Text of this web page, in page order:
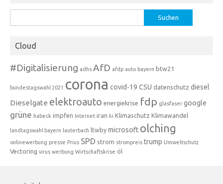
nach:
Cloud
#Digitalisierung adhs AfD afdp auto bayern btw21
bundestagswahl 2021 corona covid-19 CSU datenschutz diesel
Dieselgate elektroauto energiekrise fdp glasfaser google
grüne habeck impfen Internet iran ki Klimaschutz Klimawandel
landtagswahl bayern lauterbach ltwby microsoft olching
onlinewerbung presse Prius SPD strom strompreis trump Umweltschutz
Vectoring virus werbung Wirtschaftskrise öl